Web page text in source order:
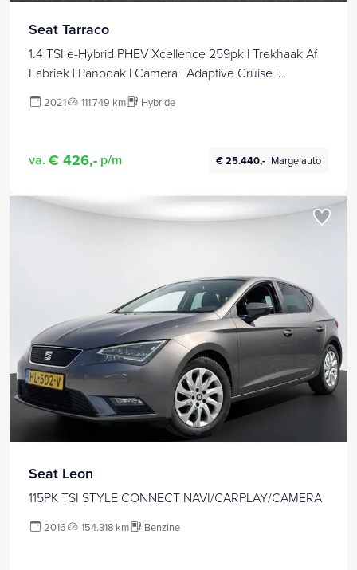
Seat Tarraco
1.4 TSI e-Hybrid PHEV Xcellence 259pk | Trekhaak Af
Fabriek | Panodak | Camera | Adaptive Cruise |
Navigatie | DAB | 19"L.M | Plug In Hybrid |
2021 111.749 km Hybride
va. € 426,- p/m € 25.440,- Marge auto
Seat Leon
115PK TSI STYLE CONNECT NAVI/CARPLAY/CAMERA
2016 154.318 km Benzine